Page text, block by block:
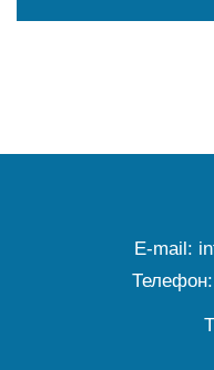
E-mail:
Телефон: